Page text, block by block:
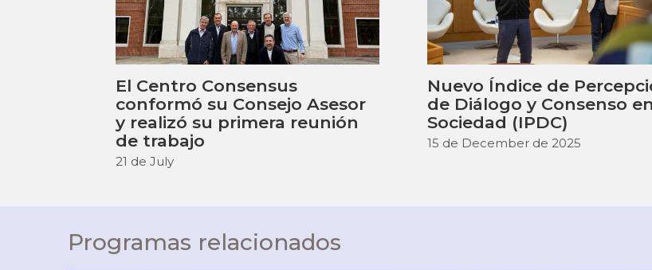
El Centro Consensus
conformó su Consejo Asesor
y realizó su primera reunión
de trabajo
21 de July
Nuevo Índice de
de Diálogo y Consenso
Sociedad (IPDC)
15 de December de 2025
Programas relacionados